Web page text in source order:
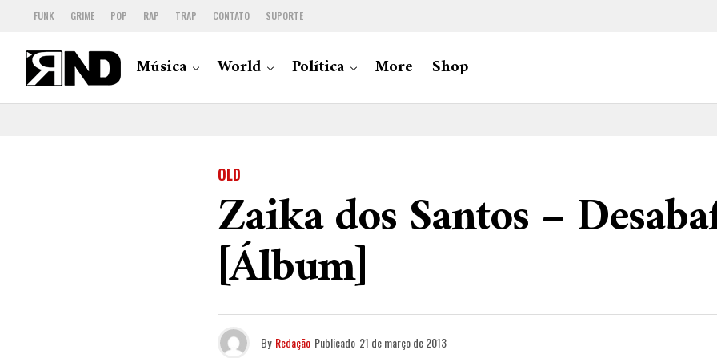
FUNK GRIME POP RAP TRAP CONTATO SUPORTE
Música World Política More Shop
OLD
Zaika dos Santos –
[Álbum]
By Redação Publicado 21 de março de 2013